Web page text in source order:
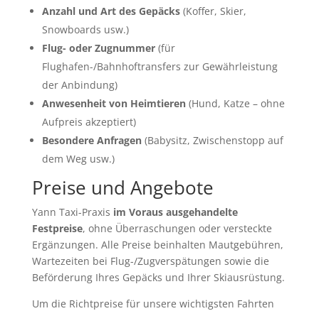
Anzahl und Art des Gepäcks(Koffer, Skier,
Snowboards usw.)
Flug- oder Zugnummer(für
Flughafen-/Bahnhoftransfers zur Gewährleistung
der Anbindung)
Anwesenheit von Heimtieren(Hund, Katze – ohne
Aufpreis akzeptiert)
Besondere Anfragen(Babysitz, Zwischenstopp auf
dem Weg usw.)
Preise und Angebote
Yann Taxi-Praxis im Voraus ausgehandelte
Festpreise, ohne Überraschungen oder versteckte
Ergänzungen. Alle Preise beinhalten Mautgebühren,
Wartezeiten bei Flug-/Zugverspätungen sowie die
Beförderung Ihres Gepäcks und Ihrer Skiausrüstung.
Um die Richtpreise für unsere wichtigsten Fahrten